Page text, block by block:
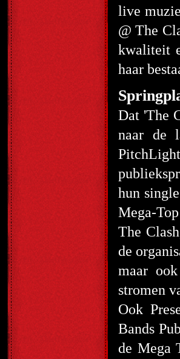
live
@ The
kwaliteit
haar
Dat 'The
naar de
hun
Mega-
The
de
maar
stromen
Ook
Bands
de Mega